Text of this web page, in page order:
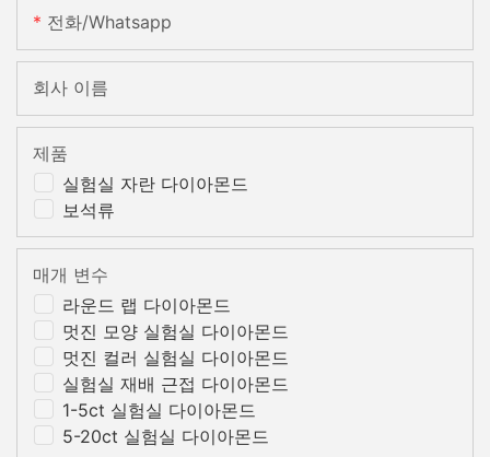
전화/whatsapp
회사 이름
실험실 자란 다이아몬드
보석류
제품
라운드 랩 다이아몬드
멋진 모양 실험실 다이아몬드
멋진 컬러 실험실 다이아몬드
실험실 재배 근접 다이아몬드
1-5ct 실험실 다이아몬드
5-20ct 실험실 다이아몬드
매개 변수